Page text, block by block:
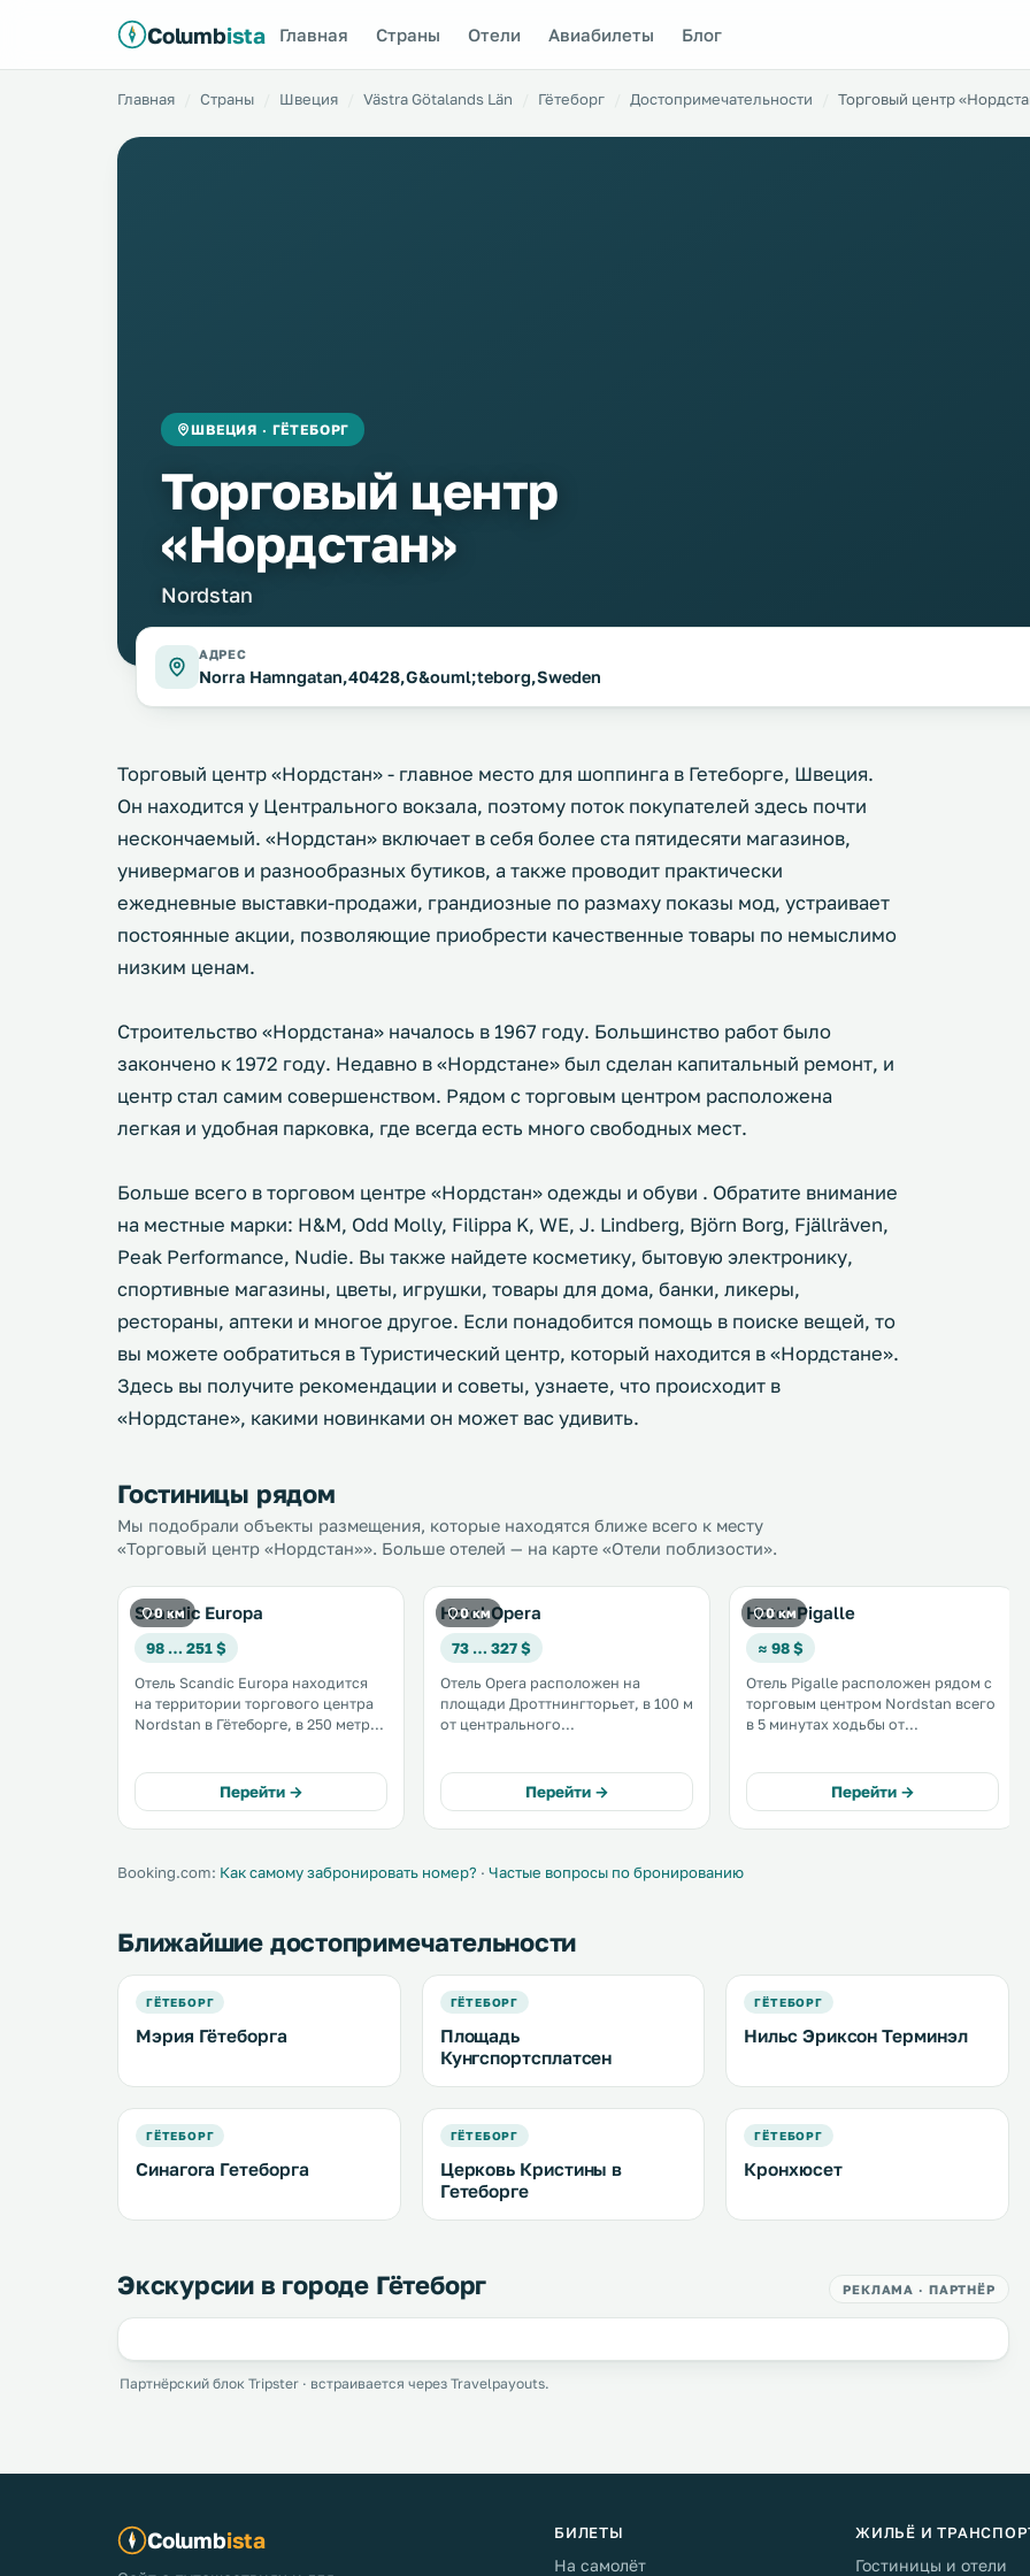
Columbista Главная Страны Отели Авиабилеты Блог
Главная Страны Швеция Västra Götalands Län Гётеборг Достопримечательности Торговый центр
ШВЕЦИЯ · ГЁТЕБОРГ
Торговый центр
«Нордстан»
Nordstan
АДРЕС
Norra Hamngatan,40428,G&ouml;teborg,Sweden
Торговый центр «Нордстан» - главное место для шоппинга в Гетеборге, Швеция.
Он находится у Центрального вокзала, поэтому поток покупателей здесь почти
нескончаемый. «Нордстан» включает в себя более ста пятидесяти магазинов,
универмагов и разнообразных бутиков, а также проводит практически
ежедневные выставки-продажи, грандиозные по размаху показы мод, устраивает
постоянные акции, позволяющие приобрести качественные товары по немыслимо
низким ценам.
Строительство «Нордстана» началось в 1967 году. Большинство работ было
закончено к 1972 году. Недавно в «Нордстане» был сделан капитальный ремонт, и
центр стал самим совершенством. Рядом с торговым центром расположена
легкая и удобная парковка, где всегда есть много свободных мест.
Больше всего в торговом центре «Нордстан» одежды и обуви . Обратите внимание
на местные марки: H&M, Odd Molly, Filippa K, WE, J. Lindberg, Björn Borg, Fjällräven,
Peak Performance, Nudie. Вы также найдете косметику, бытовую электронику,
спортивные магазины, цветы, игрушки, товары для дома, банки, ликеры,
рестораны, аптеки и многое другое. Если понадобится помощь в поиске вещей, то
вы можете ообратиться в Туристический центр, который находится в «Нордстане».
Здесь вы получите рекомендации и советы, узнаете, что происходит в
«Нордстане», какими новинками он может вас удивить.
Гостиницы рядом
Мы подобрали объекты размещения, которые находятся ближе всего к месту
«Торговый центр «Нордстан»». Больше отелей — на карте «Отели поблизости».
0 км
Scandic Europa
98 … 251 $
Отель Scandic Europa находится
на территории торгового центра
Nordstan в Гётеборге, в 250 метрах
услугам гостей номера с
кондиционером, бесплатным Wi-Fi
и телевизором. .
Перейти →
0 км
Hotel Opera
73 … 327 $
Отель Opera расположен на
площади Дроттнингторьет, в 100 м
от центрального
бесплатный тренажерный зал,
номера с бесплатным Wi-Fi и
ресторан традиционной
Перейти →
0 км
Hotel Pigalle
≈ 98 $
Отель Pigalle расположен рядом с
торговым центром Nordstan всего
в 5 минутах ходьбы от
Перейти →
Booking.com: Как самому забронировать номер? · Частые вопросы по бронированию
Ближайшие достопримечательности
ГЁТЕБОРГ
Мэрия Гётеборга
ГЁТЕБОРГ
Площадь
Кунгспортсплатсен
ГЁТЕБОРГ
Нильс Эриксон Терминэл
ГЁТЕБОРГ
Синагога Гетеборга
ГЁТЕБОРГ
Церковь Кристины в
Гетеборге
ГЁТЕБОРГ
Кронхюсет
Экскурсии в городе Гётеборг РЕКЛАМА · ПАРТНЁР
Партнёрский блок Tripster · встраивается через Travelpayouts.
Columbista БИЛЕТЫ
На самолёт
ЖИЛЬЁ И
Гостиницы и отели